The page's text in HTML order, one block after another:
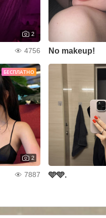
2
4756 No makeup!
БЕСПЛАТНО
2
7887 🩵🩵.